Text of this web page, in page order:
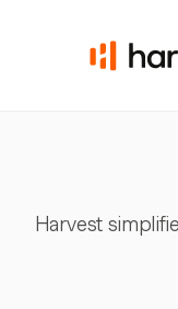
Harvest